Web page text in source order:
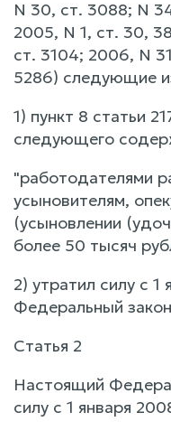
N 30, ст. 3088; N
2005, N 1, ст. 30,
ст. 3104; 2006, N
5286) следующие
1) пункт 8 статьи
следующего
"работодателями
усыновителям,
(усыновлении
более 50 тысяч
2) утратил силу с 1
Федеральный
Статья 2
Настоящий
силу с 1 января